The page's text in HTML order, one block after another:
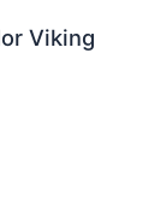
Viking